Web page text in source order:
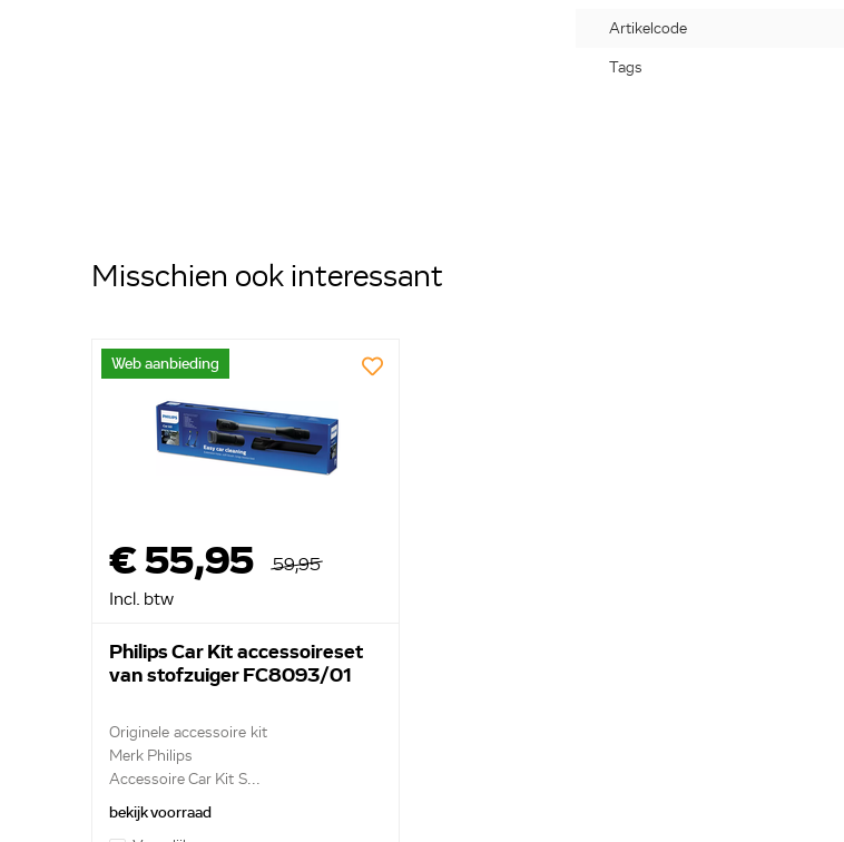
Artikelcode
Tags
Misschien ook interessant
Web aanbieding
€ 55,95
59,95
Incl. btw
Philips Car Kit accessoireset
van stofzuiger FC8093/01
Originele accessoire kit
Merk Philips
Accessoire Car Kit S...
bekijk voorraad